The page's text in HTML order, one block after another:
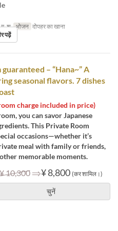
गु, शु भोजन दोपहर का खाना
पढ़ें
– “Hana~” A
seasonal flavors. 7 dishes
charge included in price)
you can savor Japanese
This Private Room
occasions—whether it’s
meal with family or friends,
memorable moments.
¥ 10,300 ⇒¥ 8,800 (कर शामिल।)
चुनें